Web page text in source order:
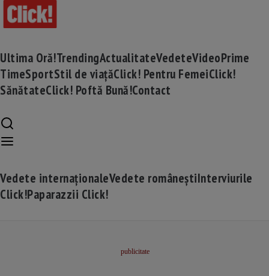
Ultima Oră!TrendingActualitateVedeteVideoPrime
TimeSportStil de viațăClick! Pentru FemeiClick!
SănătateClick! Poftă Bună!Contact
Vedete internaționaleVedete româneștiInterviurile
Click!Paparazzii Click!